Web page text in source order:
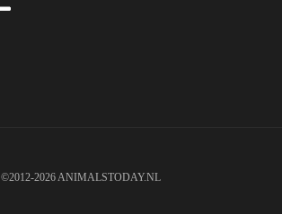
©2012-2026 ANIMALSTODAY.NL